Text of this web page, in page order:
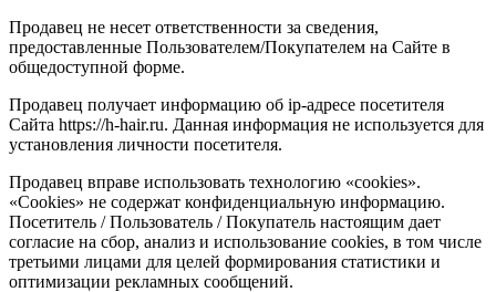
Продавец не несет ответственности за сведения,
предоставленные Пользователем/Покупателем на Сайте в
общедоступной форме.
Продавец получает информацию об ip-адресе посетителя
Сайта https://h-hair.ru. Данная информация не используется для
установления личности посетителя.
Продавец вправе использовать технологию «cookies».
«Cookies» не содержат конфиденциальную информацию.
Посетитель / Пользователь / Покупатель настоящим дает
согласие на сбор, анализ и использование cookies, в том числе
третьими лицами для целей формирования статистики и
оптимизации рекламных сообщений.